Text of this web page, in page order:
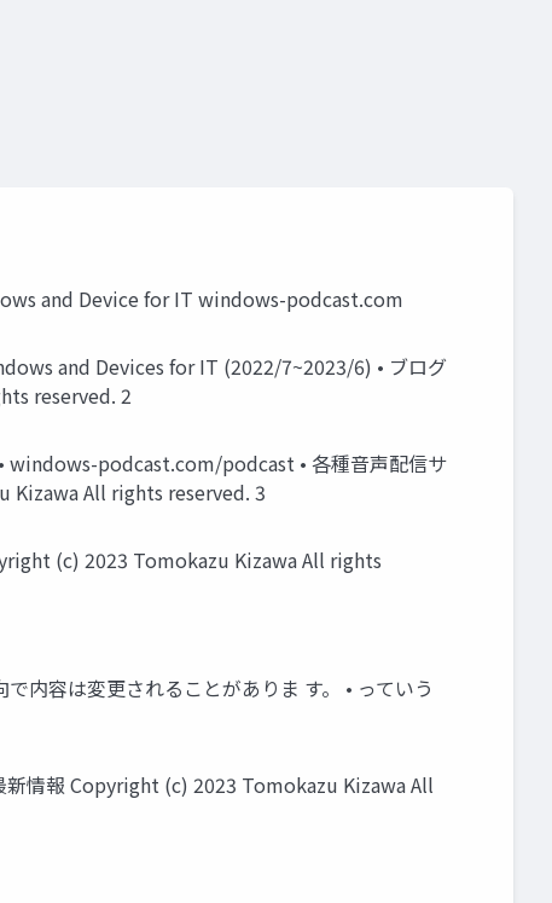
and Device for IT windows-podcast.com
and Devices for IT (2022/7~2023/6) • ブログ
reserved. 2
windows-podcast.com/podcast • 各種音声配信サ
Kizawa All rights reserved. 3
(c) 2023 Tomokazu Kizawa All rights
内容は変更されることがありま す。 • っていう
新情報 Copyright (c) 2023 Tomokazu Kizawa All